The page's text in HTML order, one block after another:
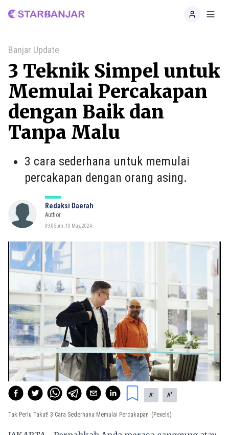
Home
Banjar Update
3 Teknik Simpel untuk
Memulai Percakapan
dengan Baik dan
Tanpa Malu
3 cara sederhana untuk memulai
percakapan dengan orang asing.
Redaksi Daerah
Author
09:05pm, 10 May, 2024
A- A+
Tak Perlu Takut! 3 Cara Sederhana Memulai Percakapan (Pexels)